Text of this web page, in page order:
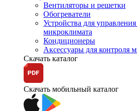
Вентиляторы и решетки
Обогреватели
Устройства для
микроклимата
Кондиционеры
Аксессуары для контроля
Скачать каталог
Скачать мобильный каталог